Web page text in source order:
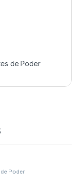
de Poder
Poder